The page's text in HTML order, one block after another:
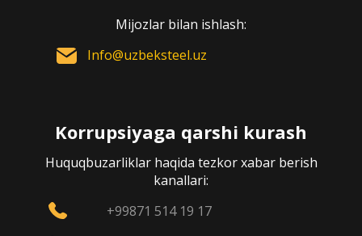
Mijozlar bilan ishlash:
Info@uzbeksteel.uz
Korrupsiyaga qarshi kurash
Huquqbuzarliklar haqida tezkor xabar berish
kanallari:
+99871 514 19 17